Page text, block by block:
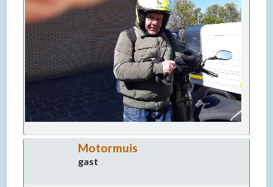
Motormuis
gast